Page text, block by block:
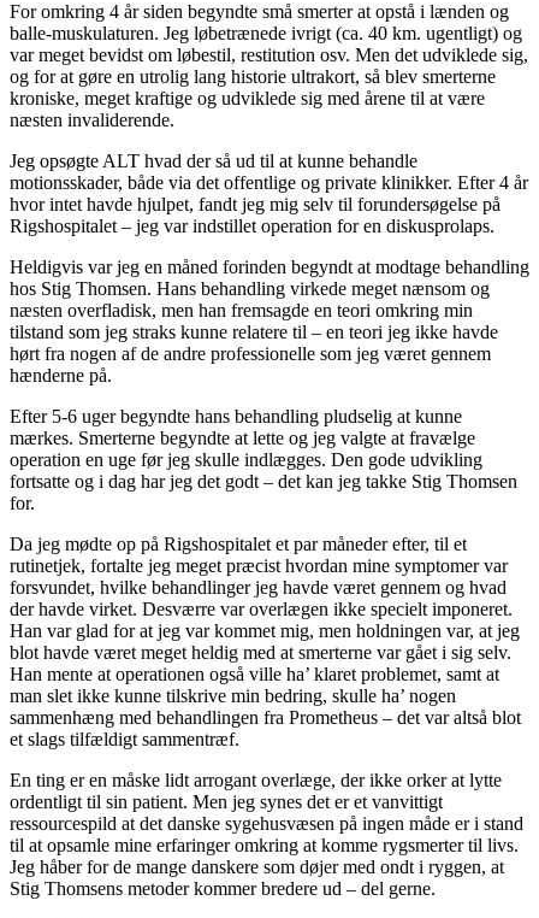
For omkring 4 år siden begyndte små smerter at opstå i lænden og
balle-muskulaturen. Jeg løbetrænede ivrigt (ca. 40 km. ugentligt) og
var meget bevidst om løbestil, restitution osv. Men det udviklede sig,
og for at gøre en utrolig lang historie ultrakort, så blev smerterne
kroniske, meget kraftige og udviklede sig med årene til at være
næsten invaliderende.
Jeg opsøgte ALT hvad der så ud til at kunne behandle
motionsskader, både via det offentlige og private klinikker. Efter 4 år
hvor intet havde hjulpet, fandt jeg mig selv til forundersøgelse på
Rigshospitalet – jeg var indstillet operation for en diskusprolaps.
Heldigvis var jeg en måned forinden begyndt at modtage behandling
hos Stig Thomsen. Hans behandling virkede meget nænsom og
næsten overfladisk, men han fremsagde en teori omkring min
tilstand som jeg straks kunne relatere til – en teori jeg ikke havde
hørt fra nogen af de andre professionelle som jeg været gennem
hænderne på.
Efter 5-6 uger begyndte hans behandling pludselig at kunne
mærkes. Smerterne begyndte at lette og jeg valgte at fravælge
operation en uge før jeg skulle indlægges. Den gode udvikling
fortsatte og i dag har jeg det godt – det kan jeg takke Stig Thomsen
for.
Da jeg mødte op på Rigshospitalet et par måneder efter, til et
rutinetjek, fortalte jeg meget præcist hvordan mine symptomer var
forsvundet, hvilke behandlinger jeg havde været gennem og hvad
der havde virket. Desværre var overlægen ikke specielt imponeret.
Han var glad for at jeg var kommet mig, men holdningen var, at jeg
blot havde været meget heldig med at smerterne var gået i sig selv.
Han mente at operationen også ville ha’ klaret problemet, samt at
man slet ikke kunne tilskrive min bedring, skulle ha’ nogen
sammenhæng med behandlingen fra Prometheus – det var altså blot
et slags tilfældigt sammentræf.
En ting er en måske lidt arrogant overlæge, der ikke orker at lytte
ordentligt til sin patient. Men jeg synes det er et vanvittigt
ressourcespild at det danske sygehusvæsen på ingen måde er i stand
til at opsamle mine erfaringer omkring at komme rygsmerter til livs.
Jeg håber for de mange danskere som døjer med ondt i ryggen, at
Stig Thomsens metoder kommer bredere ud – del gerne.